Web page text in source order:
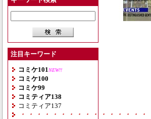
注目キーワード
コミケ101 NEW!!
コミケ100
コミケ99
コミティア138
コミティア137
・・・・・・・・・・・・・・・・